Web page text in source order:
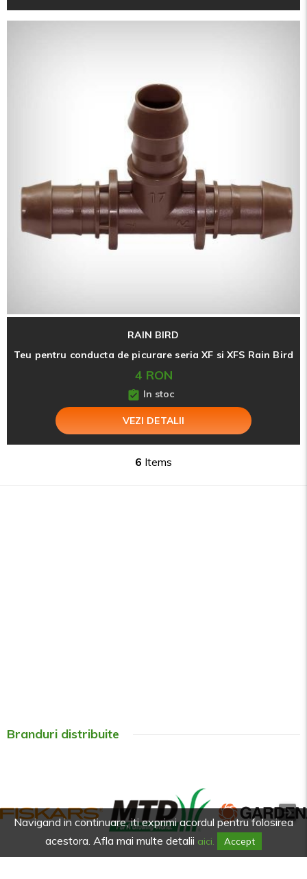
RAIN BIRD
Teu pentru conducta de picurare seria XF si XFS Rain Bird
4 RON
In stoc
VEZI DETALII
6 Items
Branduri distribuite
Navigand in continuare, iti exprimi acordul pentru folosirea
acestora. Afla mai multe detalii aici. Accept